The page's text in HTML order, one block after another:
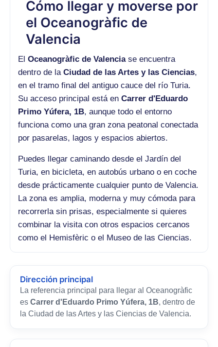
Cómo llegar y moverse por
el Oceanogràfic de
Valencia
El Oceanogràfic de Valenciase encuentra
dentro de la Ciudad de las Artes y las Ciencias,
en el tramo final del antiguo cauce del río Turia.
Su acceso principal está en Carrer d'Eduardo
Primo Yúfera, 1B, aunque todo el entorno
funciona como una gran zona peatonal conectada
por pasarelas, lagos y espacios abiertos.
Puedes llegar caminando desde el Jardín del
Turia, en bicicleta, en autobús urbano o en coche
desde prácticamente cualquier punto de Valencia.
La zona es amplia, moderna y muy cómoda para
recorrerla sin prisas, especialmente si quieres
combinar la visita con otros espacios cercanos
como el Hemisfèric o el Museo de las Ciencias.
Dirección principal
La referencia principal para llegar al Oceanogràfic
es Carrer d'Eduardo Primo Yúfera, 1B, dentro de
la Ciudad de las Artes y las Ciencias de Valencia.